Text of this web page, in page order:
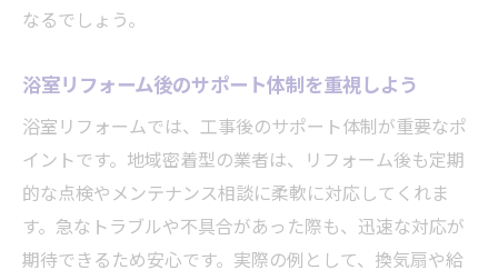
なるでしょう。
浴室リフォーム後のサポート体制を重視しよう
浴室リフォームでは、工事後のサポート体制が重要なポ
イントです。地域密着型の業者は、リフォーム後も定期
的な点検やメンテナンス相談に柔軟に対応してくれま
す。急なトラブルや不具合があった際も、迅速な対応が
期待できるため安心です。実際の例として、換気扇や給